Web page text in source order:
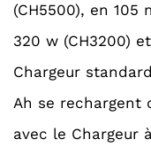
(CH5500), en 105
320 w (CH3200)
Chargeur
Ah se rechargent
avec le Chargeur